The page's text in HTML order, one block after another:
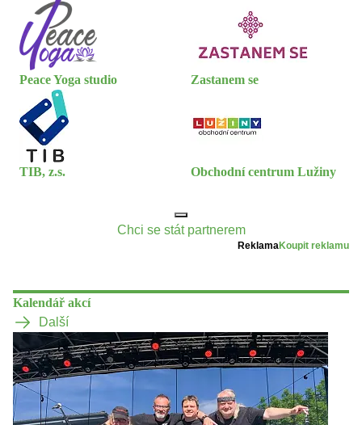
Peace Yoga studio Zastanem se
TIB, z.s. Obchodní centrum Lužiny
Chci se stát partnerem
ReklamaKoupit reklamu
Kalendář akcí
Další